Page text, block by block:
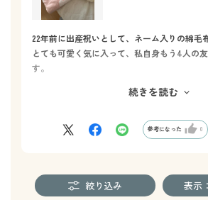
22年前に出産祝いとして、ネーム入りの綿毛
とても可愛く気に入って、私自身もう4人の
す。
ん新生児からすぐ使えるし、保育園でも名前
子供も特別な自分だけの毛布として喜んでく
続きを読む
参考になった 0
絞り込み 表示